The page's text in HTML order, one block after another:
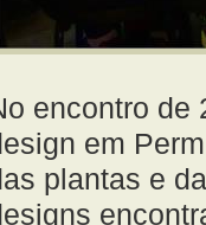
encontro de
em
plantas e